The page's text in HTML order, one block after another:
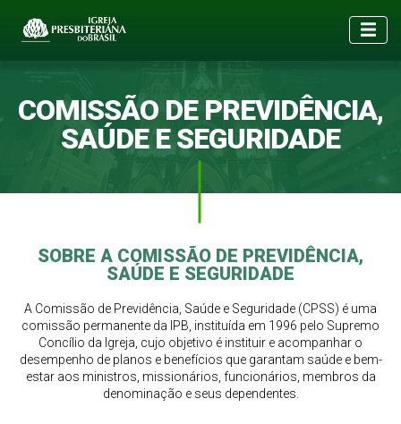
COMISSÃO DE PREVIDÊNCIA,
SAÚDE E SEGURIDADE
SOBRE A COMISSÃO DE PREVIDÊNCIA,
SAÚDE E SEGURIDADE
A Comissão de Previdência, Saúde e Seguridade (CPSS) é uma
comissão permanente da IPB, instituída em 1996 pelo Supremo
Concílio da Igreja, cujo objetivo é instituir e acompanhar o
desempenho de planos e benefícios que garantam saúde e bem-
estar aos ministros, missionários, funcionários, membros da
denominação e seus dependentes.